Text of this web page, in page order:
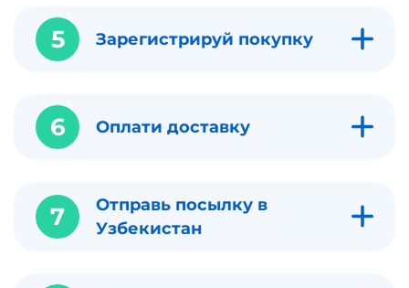
5 Зарегистрируй покупку
6 Оплати доставку
7
Отправь посылку в
Узбекистан